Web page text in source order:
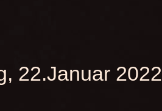
22.Januar 2022